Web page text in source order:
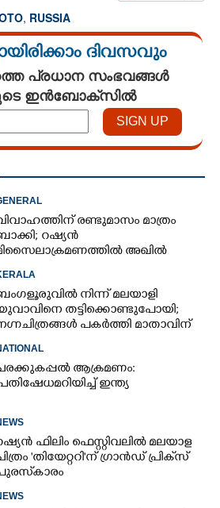
, RUSSIA
ദിവസവും
പ്രധാന സംഭവങ്ങൾ
ഇൻബോക്സിൽ
രണ്ടുമാസം മാത്രം
റഷ്യൻ
അഖിൽ
നിന്ന് മലയാളി
തട്ടിക്കൊണ്ടുപോയി;
പകർത്തി മാതാവിന്
ആക്രമണം:
ഇന്ത്യ
ഫിലിം ഫെസ്റ്റിവലിൽ മലയാള
'തിയേറ്ററി'ന് ഗ്രാൻഡ് പ്രിക്‌സ്